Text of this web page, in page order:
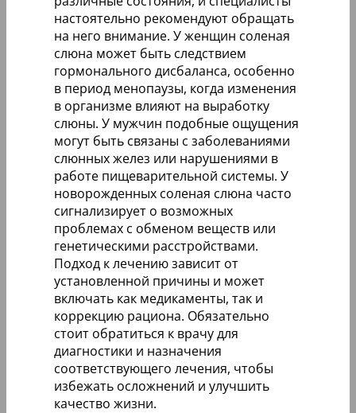
настоятельно рекомендуют обращать
на него внимание. У женщин соленая
слюна может быть следствием
гормонального дисбаланса, особенно
в период менопаузы, когда изменения
в организме влияют на выработку
слюны. У мужчин подобные ощущения
могут быть связаны с заболеваниями
слюнных желез или нарушениями в
работе пищеварительной системы. У
новорожденных соленая слюна часто
сигнализирует о возможных
проблемах с обменом веществ или
генетическими расстройствами.
Подход к лечению зависит от
установленной причины и может
включать как медикаменты, так и
коррекцию рациона. Обязательно
стоит обратиться к врачу для
диагностики и назначения
соответствующего лечения, чтобы
избежать осложнений и улучшить
качество жизни.